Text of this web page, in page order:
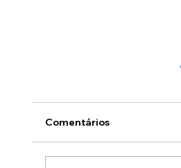
Comentários